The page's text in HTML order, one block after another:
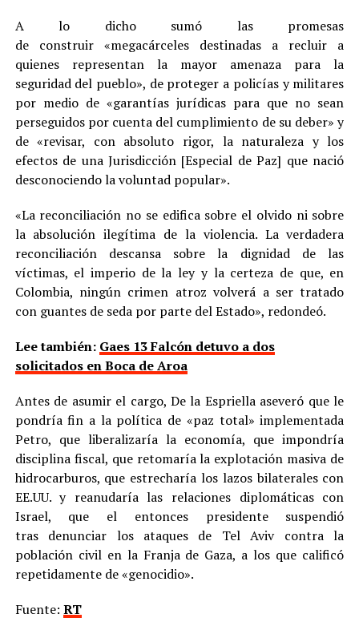
A lo dicho sumó las promesas
de construir «megacárceles destinadas a recluir a
quienes representan la mayor amenaza para la
seguridad del pueblo», de proteger a policías y militares
por medio de «garantías jurídicas para que no sean
perseguidos por cuenta del cumplimiento de su deber» y
de «revisar, con absoluto rigor, la naturaleza y los
efectos de una Jurisdicción [Especial de Paz] que nació
desconociendo la voluntad popular».
«La reconciliación no se edifica sobre el olvido ni sobre
la absolución ilegítima de la violencia. La verdadera
reconciliación descansa sobre la dignidad de las
víctimas, el imperio de la ley y la certeza de que, en
Colombia, ningún crimen atroz volverá a ser tratado
con guantes de seda por parte del Estado», redondeó.
Lee también: Gaes 13 Falcón detuvo a dos
solicitados en Boca de Aroa
Antes de asumir el cargo, De la Espriella aseveró que le
pondría fin a la política de «paz total» implementada
Petro, que liberalizaría la economía, que impondría
disciplina fiscal, que retomaría la explotación masiva de
hidrocarburos, que estrecharía los lazos bilaterales con
EE.UU. y reanudaría las relaciones diplomáticas con
Israel, que el entonces presidente suspendió
tras denunciar los ataques de Tel Aviv contra la
población civil en la Franja de Gaza, a los que calificó
repetidamente de «genocidio».
Fuente: RT